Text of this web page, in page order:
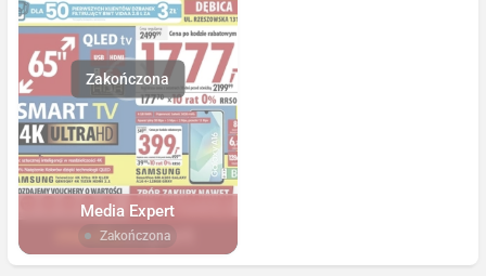
Media Expert
Zakończona